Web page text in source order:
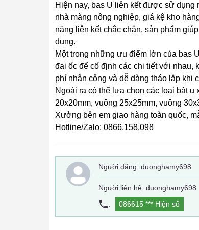
Hiện nay, bas U liên kết được sử dụng
nhà màng nông nghiệp, giá kệ kho
năng liên kết chắc chắn, sản phẩm
dụng.
Một trong những ưu điểm lớn của bas
đai ốc để cố định các chi tiết với nhau,
phí nhân công và dễ dàng tháo lắp khi
Ngoài ra có thể lựa chọn các loại bát
20x20mm, vuông 25x25mm, vuông
Xưởng bên em giao hàng toàn quốc,
Hotline/Zalo: 0866.158.098
Người đăng: duonghamy698
Người liên hệ: duonghamy698
:
086615 *** Hiện số